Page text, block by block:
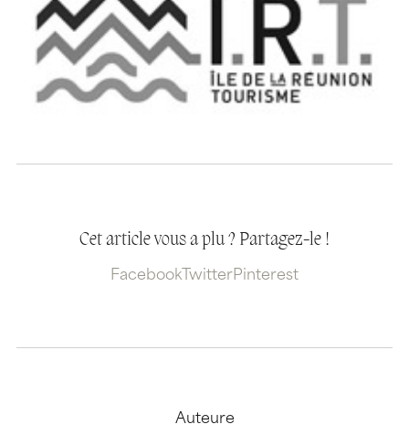
Cet article vous a plu ? Partagez-le !
Facebook TwitterPinterest
Auteure